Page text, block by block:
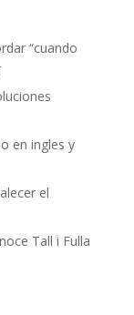
“cuando
en ingles y
el
Tall i Fulla